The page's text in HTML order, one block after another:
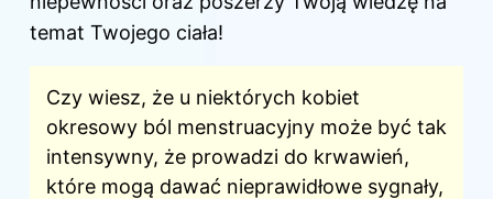
temat Twojego ciała!
Czy wiesz, że u niektórych kobiet
okresowy ból menstruacyjny może być tak
intensywny, że prowadzi do krwawień,
które mogą dawać nieprawidłowe sygnały,